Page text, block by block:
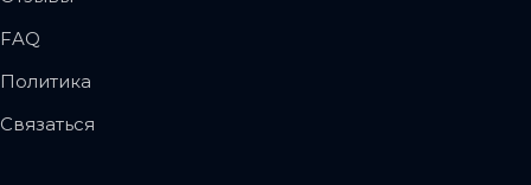
FAQ
Политика
Связаться